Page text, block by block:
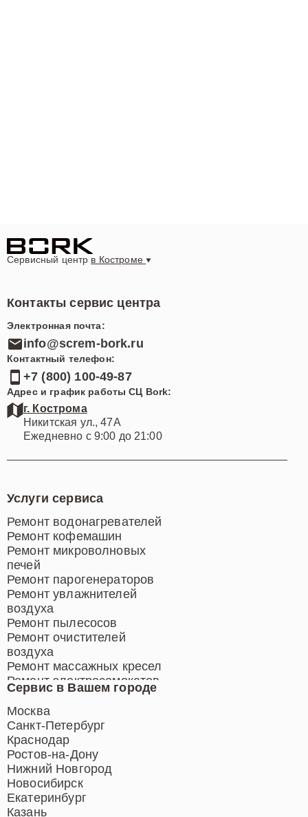
Сервисный центр в Костроме
Контакты сервис центра
Электронная почта:
info@screm-bork.ru
Контактный телефон:
+7 (800) 100-49-87
Адрес и график работы СЦ Bork:
г. Кострома
Никитская ул., 47А
Ежедневно с 9:00 до 21:00
Сервис в Вашем городе
Москва
Санкт-Петербург
Краснодар
Ростов-на-Дону
Нижний Новгород
Новосибирск
Екатеринбург
Казань
Услуги сервиса
Ремонт водонагревателей
Ремонт кофемашин
Ремонт микроволновых
печей
Ремонт парогенераторов
Ремонт увлажнителей
воздуха
Ремонт пылесосов
Ремонт очистителей
воздуха
Ремонт массажных кресел
Ремонт электросамокатов
Ремонт индукционных плит
Ремонт роботов-пылесосов
Ремонт гладильных систем
Ремонт отпаривателей
Ремонт вертикальных
пылесосов